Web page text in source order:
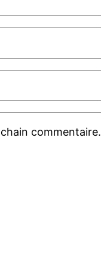
commentaire.